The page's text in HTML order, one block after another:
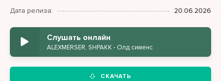
Дата релиза:
20.06.2026
Слушать онлайн
ALEXMERSER, SHPAKK - Олд сименс
СКАЧАТЬ